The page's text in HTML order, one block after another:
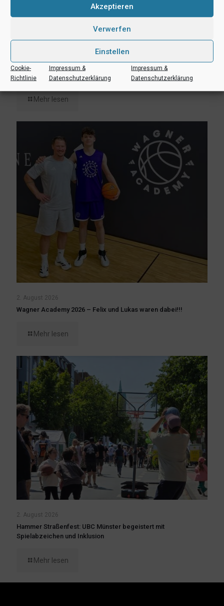
Akzeptieren
Verwerfen
Einstellen
Cookie-
Richtlinie
Impressum &
Datenschutzerklärung
Impressum &
Datenschutzerklärung
3. August 2026
Erik Niggemann setzt Karriere in Ibbenbüren fort
Mehr lesen
2. August 2026
Wagner Academy 2026 – Felix und Lukas waren dabei!!!
Mehr lesen
2. August 2026
Hammer Straßenfest: UBC Münster begeistert mit
Spielabzeichen und Inklusion
Mehr lesen